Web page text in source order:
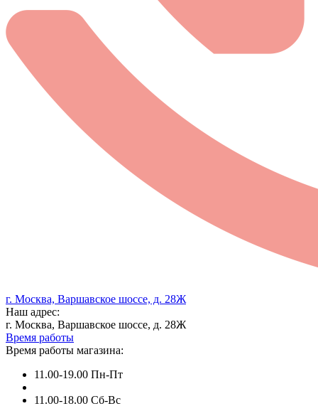
г. Москва, Варшавское шоссе, д. 28Ж
Наш адрес:
г. Москва, Варшавское шоссе, д. 28Ж
Время работы
Время работы магазина:
11.00-19.00 Пн-Пт
11.00-18.00 Сб-Вс